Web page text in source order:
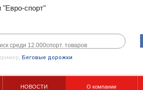
спорт"
Беговые дорожки
НОВОСТИ О компании